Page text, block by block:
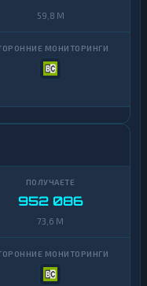
59,8 M
952 086
73,6 M